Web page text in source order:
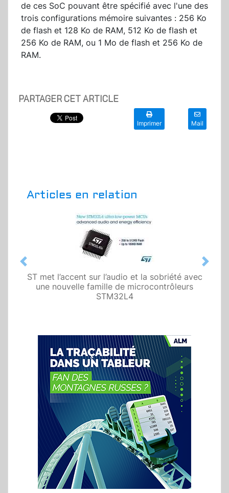
de ces SoC pouvant être spécifié avec l'une des
trois configurations mémoire suivantes : 256 Ko
de flash et 128 Ko de RAM, 512 Ko de flash et
256 Ko de RAM, ou 1 Mo de flash et 256 Ko de
RAM.
PARTAGER CET ARTICLE
Imprimer Mail
Articles en relation
ST met l’accent sur l’audio et la sobriété avec
une nouvelle famille de microcontrôleurs
STM32L4
Previous Next